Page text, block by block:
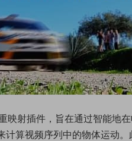
映射插件，旨在通过智能地
算视频序列中的物体运动